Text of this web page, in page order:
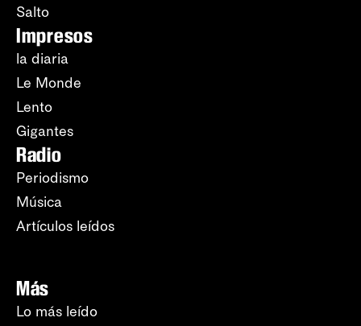
Salto
Impresos
la diaria
Le Monde
Lento
Gigantes
Radio
Periodismo
Música
Artículos leídos
Más
Lo más leído